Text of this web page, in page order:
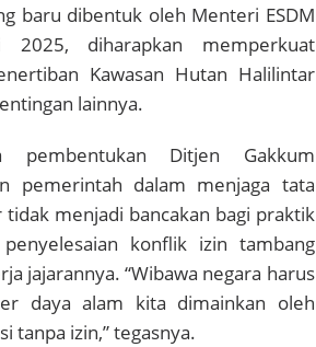
baru dibentuk oleh Menteri ESDM
2025, diharapkan memperkuat
Kawasan Hutan Halilintar
lainnya.
pembentukan Ditjen Gakkum
pemerintah dalam menjaga tata
menjadi bancakan bagi praktik
konflik izin tambang
jajarannya. “Wibawa negara harus
daya alam kita dimainkan oleh
tanpa izin,” tegasnya.